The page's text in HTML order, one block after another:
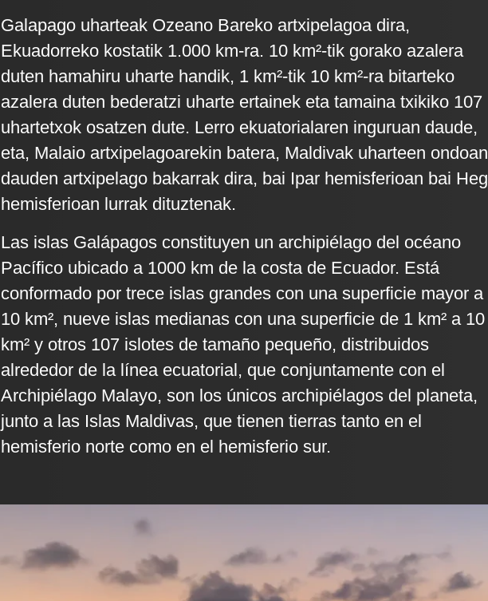
Galapago uharteak Ozeano Bareko artxipelagoa dira,
Ekuadorreko kostatik 1.000 km-ra. 10 km²-tik gorako azalera
duten hamahiru uharte handik, 1 km²-tik 10 km²-ra bitarteko
azalera duten bederatzi uharte ertainek eta tamaina txikiko 107
uhartetxok osatzen dute. Lerro ekuatorialaren inguruan daude,
eta, Malaio artxipelagoarekin batera, Maldivak uharteen ondoan
dauden artxipelago bakarrak dira, bai Ipar hemisferioan bai
hemisferioan lurrak dituztenak.
Las islas Galápagos constituyen un archipiélago del océano
Pacífico ubicado a 1000 km de la costa de Ecuador. Está
conformado por trece islas grandes con una superficie mayor a
10 km², nueve islas medianas con una superficie de 1 km² a 10
km² y otros 107 islotes de tamaño pequeño, distribuidos
alrededor de la línea ecuatorial, que conjuntamente con el
Archipiélago Malayo, son los únicos archipiélagos del planeta,
junto a las Islas Maldivas, que tienen tierras tanto en el
hemisferio norte como en el hemisferio sur.